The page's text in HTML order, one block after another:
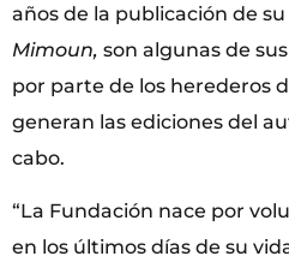
años de la publicación de
Mimoun, son algunas de sus
por parte de los herederos
generan las ediciones del
cabo.
“La Fundación nace por
en los últimos días de su